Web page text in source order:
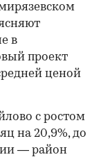
в
проект
ценой
с ростом
на 20,9%, до
— район